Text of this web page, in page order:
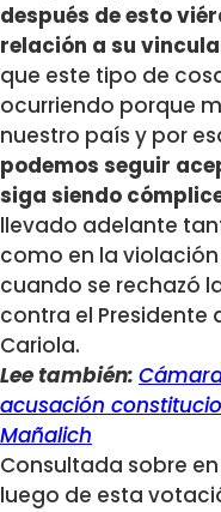
después de esto
relación a su
que este tipo de
ocurriendo porque
nuestro país y por
podemos seguir
siga siendo
llevado adelante
como en la
cuando se rechazó
contra el Presidente
Cariola.
Lee también:
acusación
Mañalich
Consultada sobre
luego de esta